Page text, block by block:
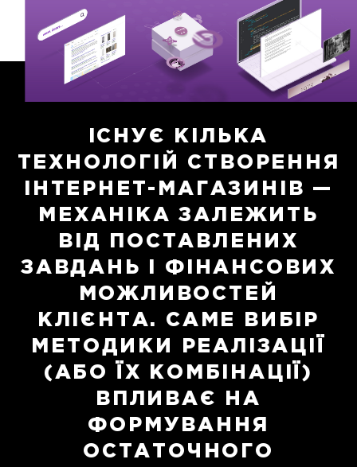
ІСНУЄ КІЛЬКА
ТЕХНОЛОГІЙ СТВОРЕННЯ
ІНТЕРНЕТ-МАГАЗИНІВ —
МЕХАНІКА ЗАЛЕЖИТЬ
ВІД ПОСТАВЛЕНИХ
ЗАВДАНЬ І ФІНАНСОВИХ
МОЖЛИВОСТЕЙ
КЛІЄНТА. САМЕ ВИБІР
МЕТОДИКИ РЕАЛІЗАЦІЇ
(АБО ЇХ КОМБІНАЦІЇ)
ВПЛИВАЄ НА
ФОРМУВАННЯ
ОСТАТОЧНОГО